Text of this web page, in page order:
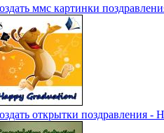
ммс картинки
открытки поздравления